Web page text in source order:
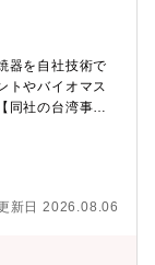
器を自社技術で
トやバイオマス
同社の台湾事業
います。現在、
おり、老朽化に
ることから、我
での営業体制を
新日 2026.08.06